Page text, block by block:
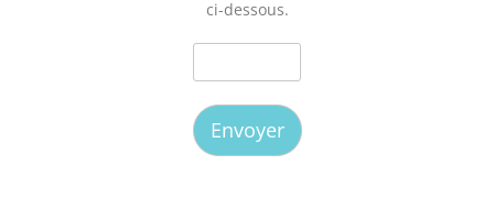
ci-dessous.